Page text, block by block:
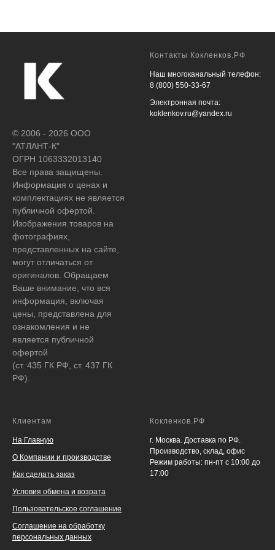
© 2006 - 2026 ООО
"АТЛАНТ-К"
ОГРН 1063332013140
Все права защищены.
Информация о ценах и
комплектациях не является
публичной офертой.
Изображения товаров на
фотографиях,
представленных на сайте,
могут отличаться от
оригиналов. Обращаем
Ваше внимание, что вся
информация, включая
цены, представлена для
ознакомления и не
является публичной
офертой
(ст. 435 ГК РФ, ст. 437 ГК
РФ).
Контакты Кокленков.РФ
Наш многоканальный телефон:
8 (800) 550-33-67
Электронная почта:
koklenkov.ru@yandex.ru
Клиентам
На Главную
О Компании и производстве
Как сделать заказ
Условия обмена и возрата
Пользовательское соглашение
Соглашение на обработку
персональных данных
Кокленков.РФ
г. Москва. Доставка по РФ.
Производство, склад, офис
Режим работы: пн-пт с 10:00 до
17:00